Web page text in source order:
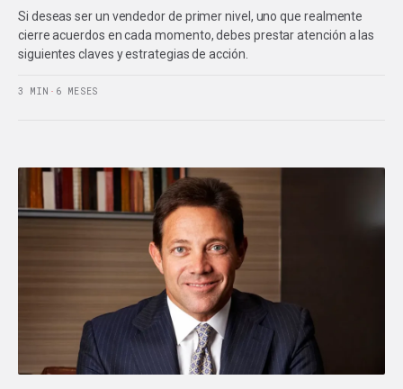
Si deseas ser un vendedor de primer nivel, uno que realmente
cierre acuerdos en cada momento, debes prestar atención a las
siguientes claves y estrategias de acción.
3 MIN · 6 MESES